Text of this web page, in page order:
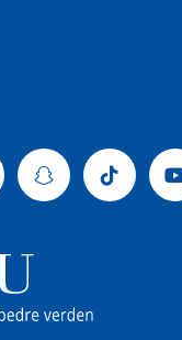
SnapchatTiktok